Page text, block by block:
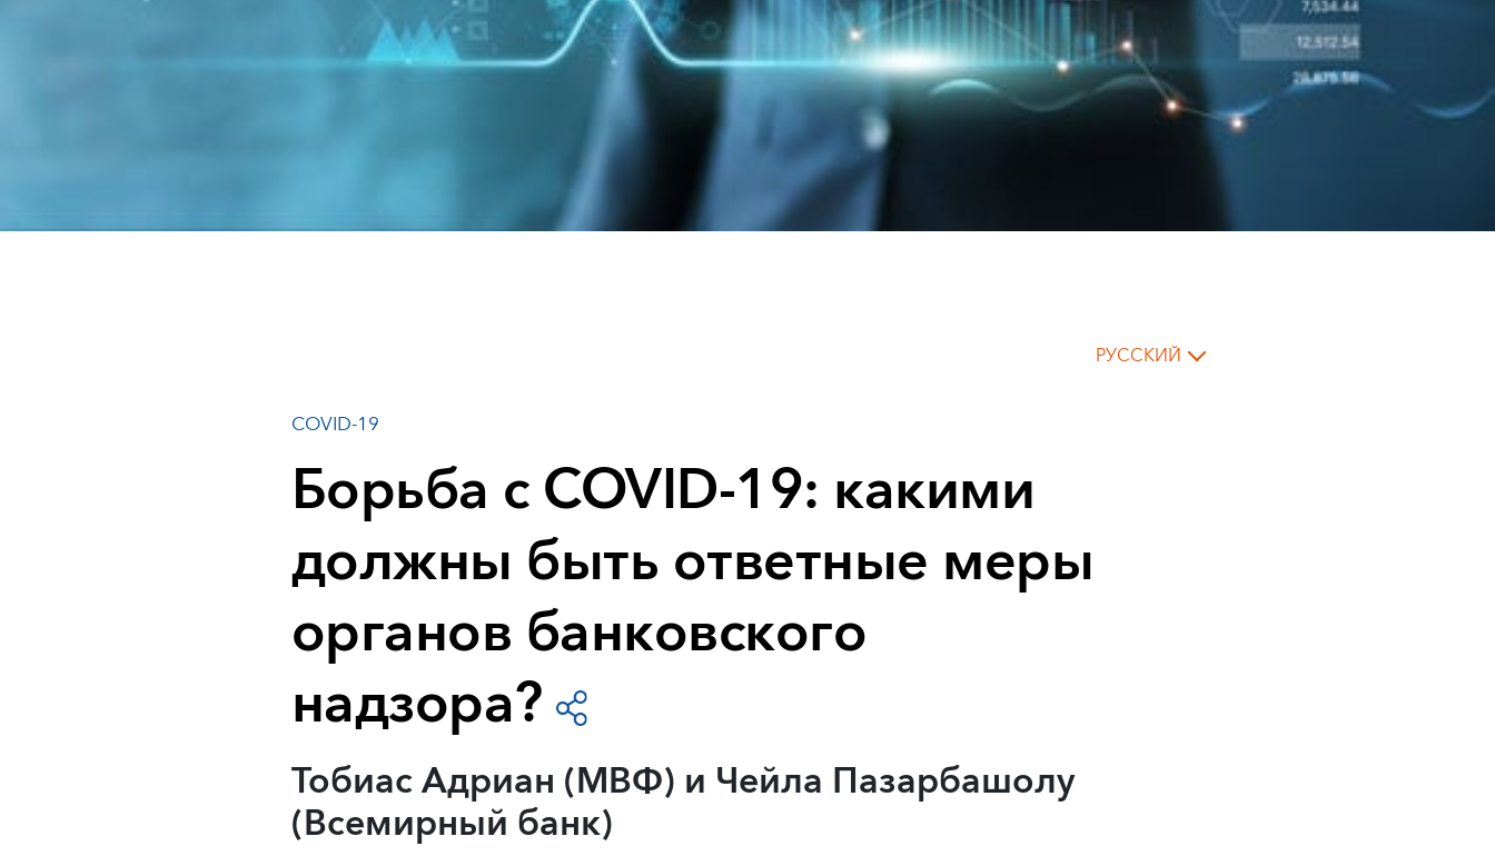
РУССКИЙ
COVID-19
Борьба с COVID-19: какими
должны быть ответные меры
органов банковского
надзора?
Toбиас Aдриан (МВФ) и Чейла Пазарбашолу
(Всемирный банк)